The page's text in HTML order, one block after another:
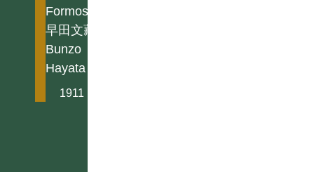
Formosa
早田文藏
Bunzo
Hayata
1911